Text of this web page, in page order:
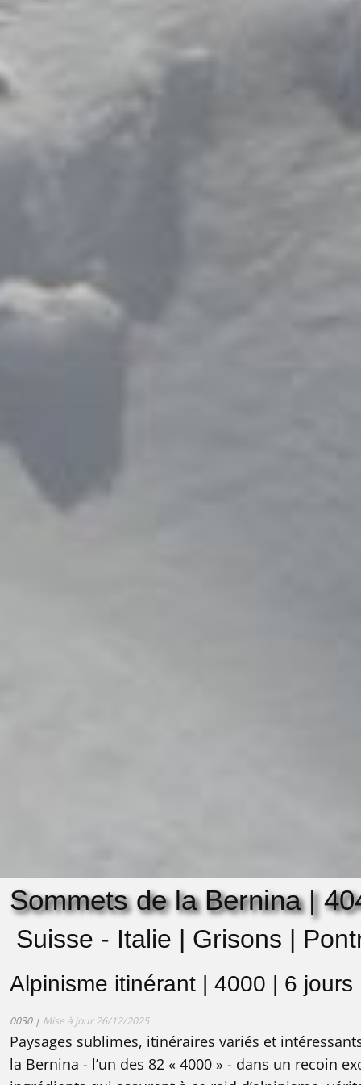
Sommets de la Bernina |
Suisse - Italie | Grisons |
Alpinisme itinérant | 4000 | 6
0030 | Mise à jour 26/12/2025
Paysages sublimes, itinéraires variés et
la Bernina - l’un des 82 « 4000 » - dans un recoin